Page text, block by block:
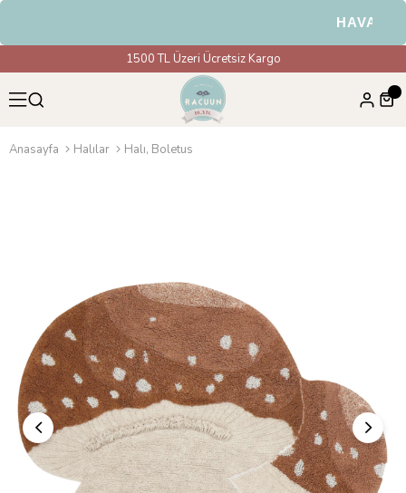
HAVALE &
1500 TL Üzeri Ücretsiz Kargo
Anasayfa Halılar Halı, Boletus